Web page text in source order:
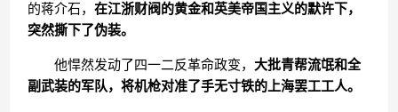
的蒋介石，在江浙财阀的黄金和英美帝国主义的默许下，
突然撕下了伪装。
他悍然发动了四一二反革命政变， 大批青帮流氓和全
副武装的军队，将机枪对准了手无寸铁的上海罢工工人。